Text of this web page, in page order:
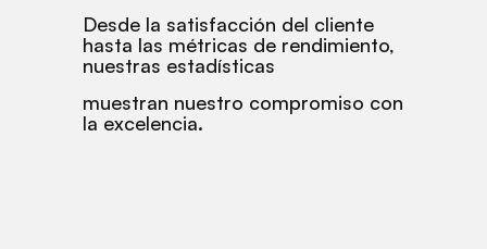
Desde la satisfacción del cliente
hasta las métricas de rendimiento,
nuestras estadísticas
muestran nuestro compromiso con
la excelencia.